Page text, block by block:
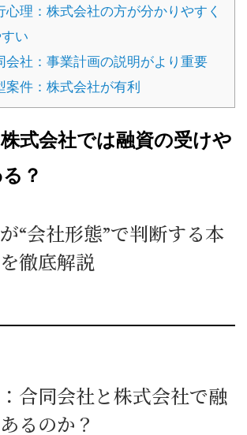
心理：株式会社の方が分かりやすく
い
社：事業計画の説明がより重要
案件：株式会社が有利
式会社では融資の受けや
？
“会社形態”で判断する本
徹底解説
合同会社と株式会社で融
るのか？